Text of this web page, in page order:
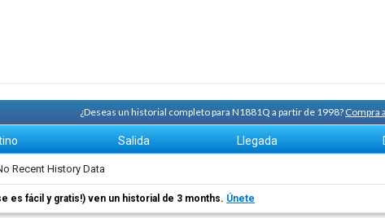
¿Deseas un historial completo para N1881Q a partir de 1998?Compra
Salida Llegada
Recent History Data
es fácil y gratis!) ven un historial de 3 months. Únete